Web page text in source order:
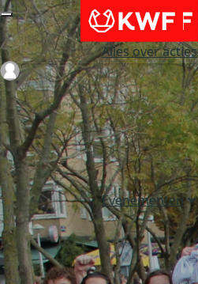
Alles over acties
Evenementen
Login